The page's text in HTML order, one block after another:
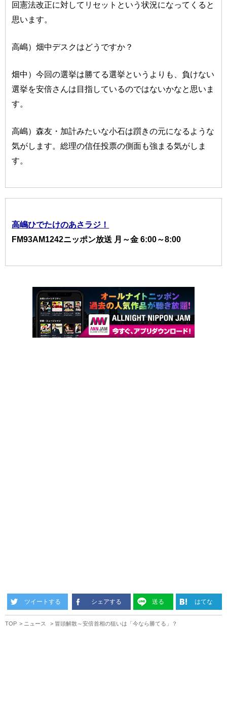
回憲法改正に対してリセットという状況になってくると
思います。
高嶋）畑中デスクはどうですか？
畑中）今回の選挙は勝てる選挙というよりも、負けない
選挙を安倍さんは目指しているのではないかなと思いま
す。
高嶋）森友・加計みたいな小石は躓きの元になるような
気がします。総理の信任投票の側面も強まる気がしま
す。
高嶋ひでたけのあさラジ！
FM93AM1242ニッポン放送 月～金 6:00～8:00
ツイートする シェアする 送る はてな
TOP ニュース 冒頭解散～安倍首相の狙いは「今なら勝てる」？